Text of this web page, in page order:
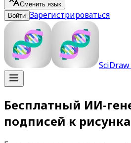
Сменить язык
Войти Зарегистрироваться
SciDraw
Бесплатный ИИ-
подписей к